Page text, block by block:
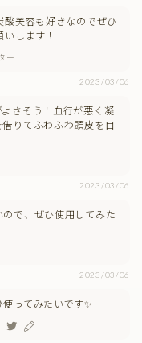
酸美容も好きなのでぜひ
します！
ー
2023/03/06
さそう！血行が悪く凝
りてふわふわ頭皮を目
2023/03/06
で、ぜひ使用してみた
2023/03/06
ってみたいです✨